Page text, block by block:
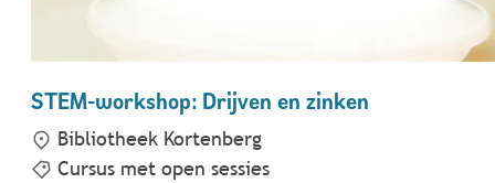
STEM-workshop: Drijven en zinken
Bibliotheek Kortenberg
Cursus met open sessies